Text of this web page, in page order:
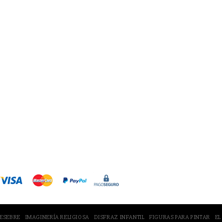
IMAGINERÍA RELIGIOSA DISFRAZ INFANTIL FIGURAS PARA PINTAR